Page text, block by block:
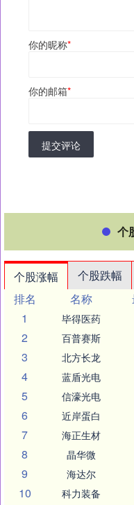
你的昵称*
你的邮箱*
提交评论
个
个股涨幅 个股跌幅
排名
名称
1
毕得医药
2 百普赛斯
3 北方长龙
4 蓝盾光电
5 信濠光电
6 近岸蛋白
7 海正生材
8 晶华微
9 海达尔
10 科力装备